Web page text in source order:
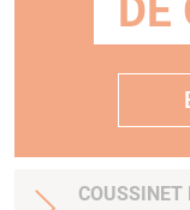
DE
COUSSINET